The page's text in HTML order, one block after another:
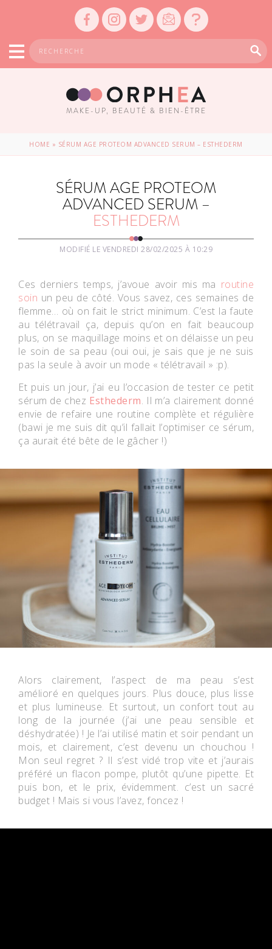
MAKE-UP, BEAUTÉ & BIEN-ÊTRE
HOME » SÉRUM AGE PROTEOM ADVANCED SERUM – ESTHEDERM
SÉRUM AGE PROTEOM
ADVANCED SERUM –
ESTHEDERM
MODIFIÉ LE VENDREDI 28/02/2025 À 10:29
Ces derniers temps, j’avoue avoir mis ma routine
soin un peu de côté. Vous savez, ces semaines de
flemme… où on fait le strict minimum. C’est la faute
au télétravail ça, depuis qu’on en fait beaucoup
plus, on se maquillage moins et on délaisse un peu
le soin de sa peau (oui oui, je sais que je ne suis
pas la seule à avoir un mode « télétravail » :p).
Et puis un jour, j’ai eu l’occasion de tester ce petit
sérum de chez Esthederm. Il m’a clairement donné
envie de refaire une routine complète et régulière
(bawi je me suis dit qu’il fallait l’optimiser ce sérum,
ça aurait été bête de le gâcher !)
Alors clairement, l’aspect de ma peau s’est
amélioré en quelques jours. Plus douce, plus lisse
et plus lumineuse. Et surtout, un confort tout au
long de la journée (j’ai une peau sensible et
déshydratée) ! Je l’ai utilisé matin et soir pendant un
mois, et clairement, c’est devenu un chouchou !
Mon seul regret ? Il s’est vidé trop vite et j’aurais
préféré un flacon pompe, plutôt qu’une pipette. Et
puis bon, et le prix, évidemment. c’est un sacré
budget ! Mais si vous l’avez, foncez !